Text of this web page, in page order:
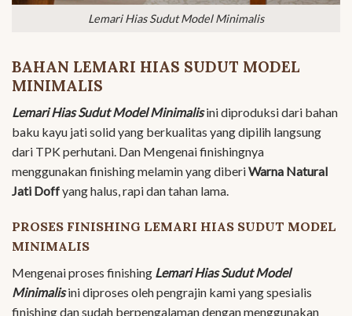
Lemari Hias Sudut Model Minimalis
BAHAN LEMARI HIAS SUDUT MODEL
MINIMALIS
Lemari Hias Sudut Model Minimalis ini diproduksi dari bahan
baku kayu jati solid yang berkualitas yang dipilih langsung
dari TPK perhutani. Dan Mengenai finishingnya
menggunakan finishing melamin yang diberiWarna Natural
Jati Doffyang halus, rapi dan tahan lama.
PROSES FINISHING LEMARI HIAS SUDUT MODEL
MINIMALIS
Mengenai proses finishing Lemari Hias Sudut Model
Minimalisini diproses oleh pengrajin kami yang spesialis
finishing dan sudah berpengalaman dengan menggunakan